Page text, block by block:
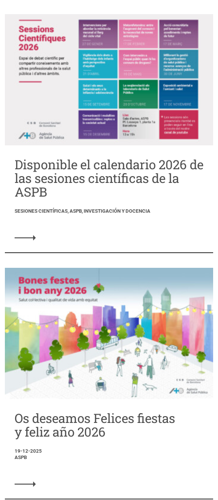
Disponible el calendario 2026 de
las sesiones científicas de la
ASPB
SESIONES CIENTÍFICAS, ASPB, INVESTIGACIÓN Y DOCENCIA
Os deseamos Felices fiestas
y feliz año 2026
19-12-2025
ASPB